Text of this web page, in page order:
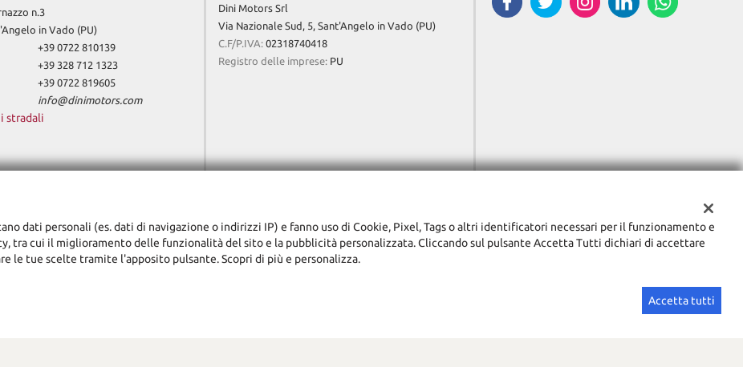
n.3
in Vado (PU)
+39 0722 810139
+39 328 712 1323
+39 0722 819605
info@dinimotors.com
stradali
Dini Motors Srl
Via Nazionale Sud, 5, Sant'Angelo in Vado (PU)
C.F/P.IVA: 02318740418
Registro delle imprese: PU
dati personali (es. dati di navigazione o indirizzi IP) e fanno uso di Cookie, Pixel, Tags o altri identificatori necessari per il funzionamento e
tra cui il miglioramento delle funzionalità del sito e la pubblicità personalizzata. Cliccando sul pulsante Accetta Tutti dichiari di accettare
le tue scelte tramite l'apposito pulsante. Scopri di più e personalizza.
Accetta tutti